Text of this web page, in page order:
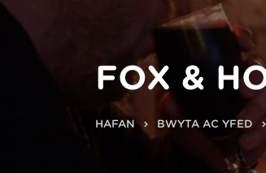
FOX &
HAFAN BWYTA AC YFED